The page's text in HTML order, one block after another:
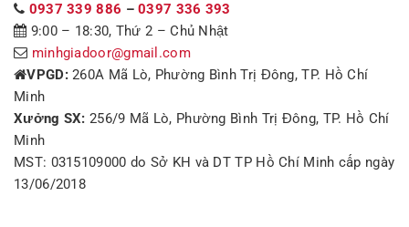
0937 339 886 –0397 336 393
9:00 – 18:30, Thứ 2 – Chủ Nhật
minhgiadoor@gmail.com
VPGD:260A Mã Lò, Phường Bình Trị Đông, TP. Hồ Chí
Minh
Xưởng SX: 256/9 Mã Lò, Phường Bình Trị Đông, TP. Hồ Chí
Minh
MST: 0315109000 do Sở KH và DT TP Hồ Chí Minh cấp ngày
13/06/2018